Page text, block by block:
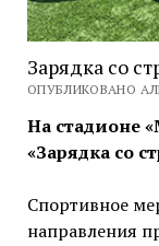
Зарядка со
ОПУБЛИКОВАНО
На стадионе
«Зарядка со
Спортивное
направления